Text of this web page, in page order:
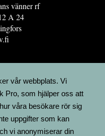
vänner rf
A 24
FINLAND
vår webbplats. Vi
Pro, som hjälper oss att
våra besökare rör sig
uppgifter som kan
vi anonymiserar din